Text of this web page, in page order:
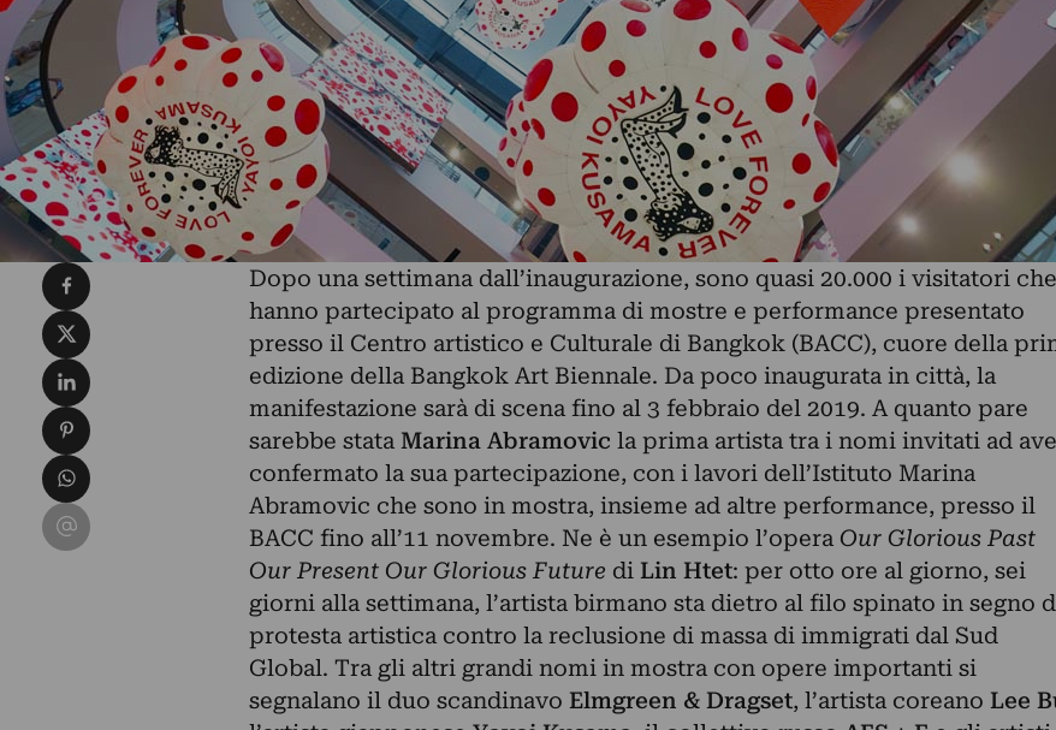
Dopo una settimana dall’inaugurazione, sono quasi 20.000 i visitatori che
hanno partecipato al programma di mostre e performance presentato
presso il Centro artistico e Culturale di Bangkok (BACC), cuore della
edizione della Bangkok Art Biennale. Da poco inaugurata in città, la
manifestazione sarà di scena fino al 3 febbraio del 2019. A quanto pare
sarebbe stata Marina Abramovic la prima artista tra i nomi invitati ad
confermato la sua partecipazione, con i lavori dell’Istituto Marina
Abramovic che sono in mostra, insieme ad altre performance, presso il
BACC fino all’11 novembre. Ne è un esempio l’opera Our Glorious Past
Our Present Our Glorious Future di Lin Htet: per otto ore al giorno, sei
giorni alla settimana, l’artista birmano sta dietro al filo spinato in segno
protesta artistica contro la reclusione di massa di immigrati dal Sud
Global. Tra gli altri grandi nomi in mostra con opere importanti si
segnalano il duo scandinavo Elmgreen & Dragset, l’artista coreano Lee
Condividi su Facebook
Condividi su X
Condividi su LinkedIn
Condividi su Pinterest
Condividi su WhatsApp
Condividi su Email